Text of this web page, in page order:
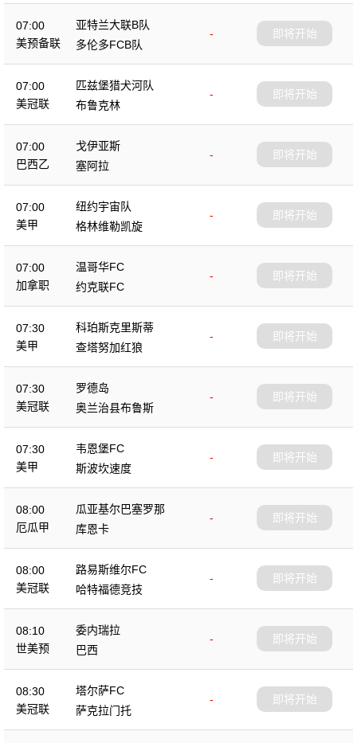
07:00
美预备联
亚特兰大联B队
-
多伦多FCB队
即将开始
07:00
美冠联
匹兹堡猎犬河队
-
布鲁克林
即将开始
07:00
巴西乙
戈伊亚斯
-
塞阿拉
即将开始
07:00
美甲
纽约宇宙队
-
格林维勒凯旋
即将开始
07:00
加拿职
温哥华FC
-
约克联FC
即将开始
07:30
美甲
科珀斯克里斯蒂
-
查塔努加红狼
即将开始
07:30
美冠联
罗德岛
-
奥兰治县布鲁斯
即将开始
07:30
美甲
韦恩堡FC
-
斯波坎速度
即将开始
08:00
厄瓜甲
瓜亚基尔巴塞罗那
-
库恩卡
即将开始
08:00
美冠联
路易斯维尔FC
-
哈特福德竞技
即将开始
08:10
世美预
委内瑞拉
-
巴西
即将开始
08:30
美冠联
塔尔萨FC
-
萨克拉门托
即将开始